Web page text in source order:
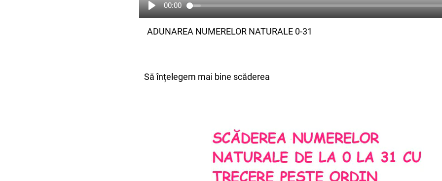
00:00
ADUNAREA NUMERELOR NATURALE 0-31
Să înțelegem mai bine scăderea